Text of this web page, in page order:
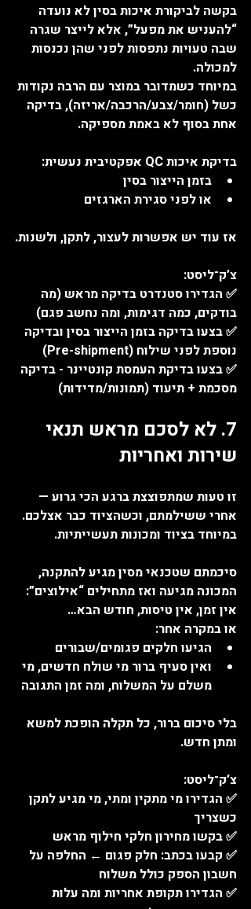
בקשה לביקורת איכות בסין לא נועדה
“להעניש את מפעל”, אלא לייצר שגרה
שבה טעויות נתפסות לפני שהן נכנסות
למכולה.
במיוחד כשמדובר במוצר עם הרבה נקודות
כשל (חומר/צבע/הרכבה/אריזה), בדיקה
אחת בסוף לא באמת מספיקה.
בדיקת איכות QC אפקטיבית נעשית:
בזמן הייצור בסין
או לפני סגירת הארגזים
אז עוד יש אפשרות לעצור, לתקן, ולשנות.
צ’ק־ליסט:
✅ הגדירו סטנדרט בדיקה מראש (מה
בודקים, כמה דגימות, ומה נחשב פגם)
✅ בצעו בדיקה בזמן הייצור בסין ובדיקה
נוספת לפני שילוח (Pre-shipment)
✅ בצעו בדיקת העמסת קונטיינר - בדיקה
מסכמת + תיעוד (תמונות/מדידות)
7. לא לסכם מראש תנאי
שירות ואחריות
זו טעות שמתפוצצת ברגע הכי גרוע —
אחרי ששילמתם, וכשהציוד כבר אצלכם.
במיוחד בציוד ומכונות תעשייתיות.
סיכמתם שטכנאי מסין מגיע להתקנה,
המכונה מגיעה ואז מתחילים “אילוצים”:
אין זמן, אין טיסות, חודש הבא…
או במקרה אחר:
הגיעו חלקים פגומים/שבורים
ואין סעיף ברור מי שולח חדשים, מי
משלם על המשלוח, ומה זמן התגובה
בלי סיכום ברור, כל תקלה הופכת למשא
ומתן חדש.
צ’ק־ליסט:
✅ הגדירו מי מתקין ומתי, מי מגיע לתקן
כשצריך
✅ בקשו מחירון חלקי חילוף מראש
✅ קבעו בכתב: חלק פגום ← החלפה על
חשבון הספק כולל משלוח
✅ הגדירו תקופת אחריות ומה עלות